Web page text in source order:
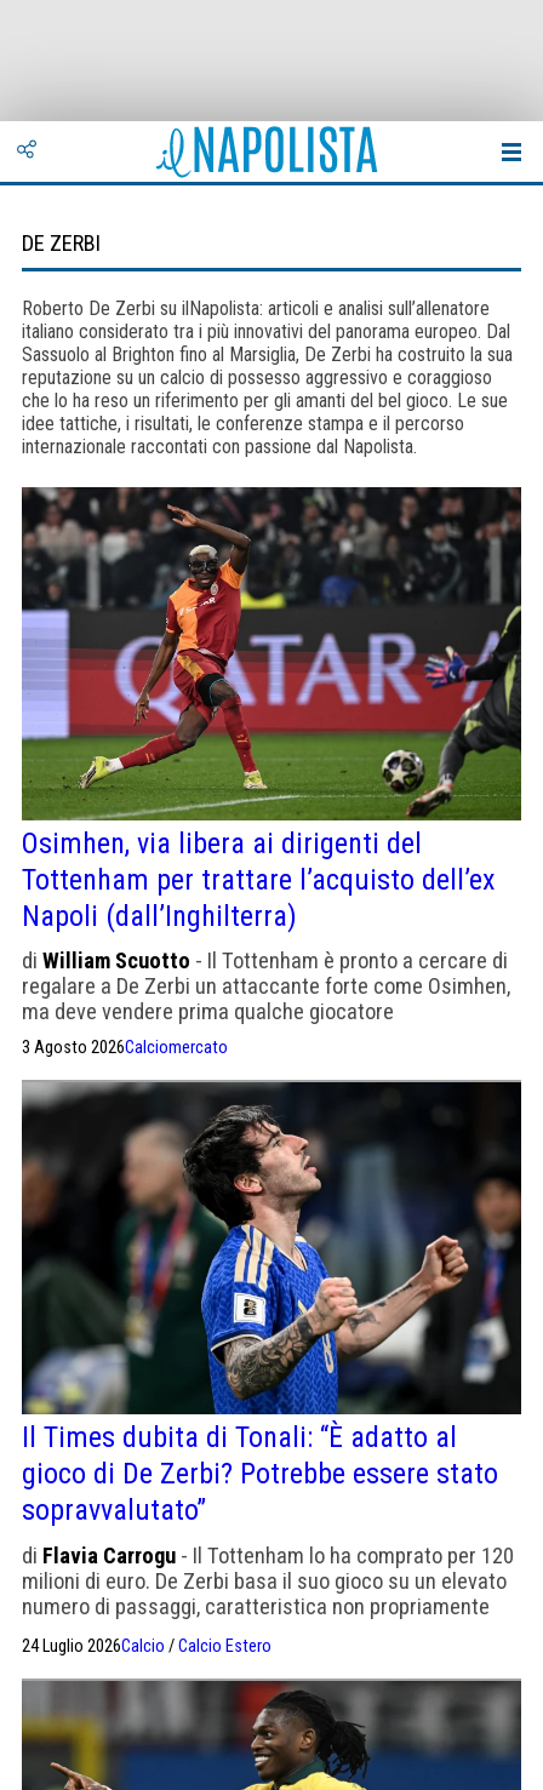
DE ZERBI
Roberto De Zerbi su ilNapolista: articoli e analisi sull’allenatore
italiano considerato tra i più innovativi del panorama europeo. Dal
Sassuolo al Brighton fino al Marsiglia, De Zerbi ha costruito la sua
reputazione su un calcio di possesso aggressivo e coraggioso
che lo ha reso un riferimento per gli amanti del bel gioco. Le sue
idee tattiche, i risultati, le conferenze stampa e il percorso
internazionale raccontati con passione dal Napolista.
Osimhen, via libera ai dirigenti del
Tottenham per trattare l’acquisto dell’ex
Napoli (dall’Inghilterra)
di William Scuotto - Il Tottenham è pronto a cercare di
regalare a De Zerbi un attaccante forte come Osimhen,
ma deve vendere prima qualche giocatore
3 Agosto 2026Calciomercato
Il Times dubita di Tonali: “È adatto al
gioco di De Zerbi? Potrebbe essere stato
sopravvalutato”
di Flavia Carrogu - Il Tottenham lo ha comprato per 120
milioni di euro. De Zerbi basa il suo gioco su un elevato
numero di passaggi, caratteristica non propriamente
diventare ciò che è Rice per Arteta".
24 Luglio 2026Calcio /Calcio Estero